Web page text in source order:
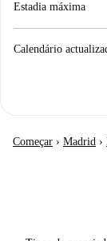
Estadia máxima
Calendário
Começar › Madrid ›